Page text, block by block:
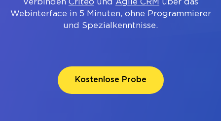
Verbinden Criteo und Agile CRM über das
Webinterface in 5 Minuten, ohne Programmierer
und Spezialkenntnisse.
Kostenlose Probe